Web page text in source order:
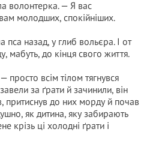
волонтерка. — Я вас
молодших, спокійніших.
пса назад, у глиб вольєра. І от
мабуть, до кінця свого життя.
просто всім тілом тягнувся
за ґрати й зачинили, він
притиснув до них морду й почав
як дитина, яку забирають
крізь ці холодні ґрати і